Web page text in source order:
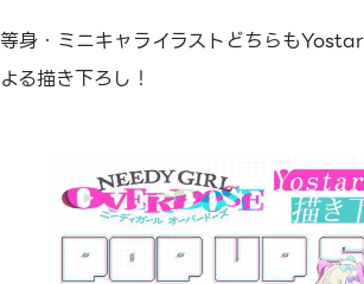
等身・ミニキャライラストどちらも
よる描き下ろし！